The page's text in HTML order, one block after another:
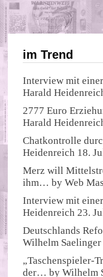
im Trend
Interview mit
Harald
2777 Euro
Harald
Chatkontrolle
Heidenreich 18.
Merz will
ihm… byWeb
Interview mit
Heidenreich 23.
Deutschlands
Wilhelm Saelinger
„Taschenspieler-
der… byWilhelm